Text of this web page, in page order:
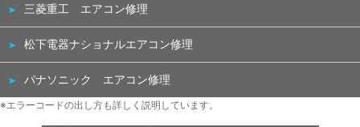
三菱重工 エアコン修理
松下電器ナショナルエアコン修理
パナソニック エアコン修理
※エラーコードの出し方も詳しく説明しています。